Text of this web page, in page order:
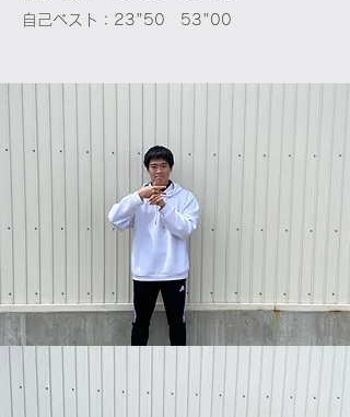
​自己ベスト：23"50 53"00